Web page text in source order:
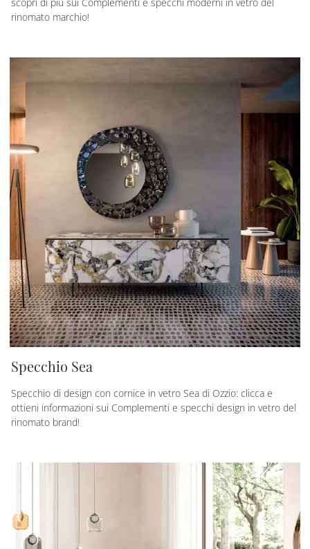
rinomato marchio!
Specchio Sea
Specchio di design con cornice in vetro Sea di Ozzio: clicca e
ottieni informazioni sui Complementi e specchi design in vetro del
rinomato brand!